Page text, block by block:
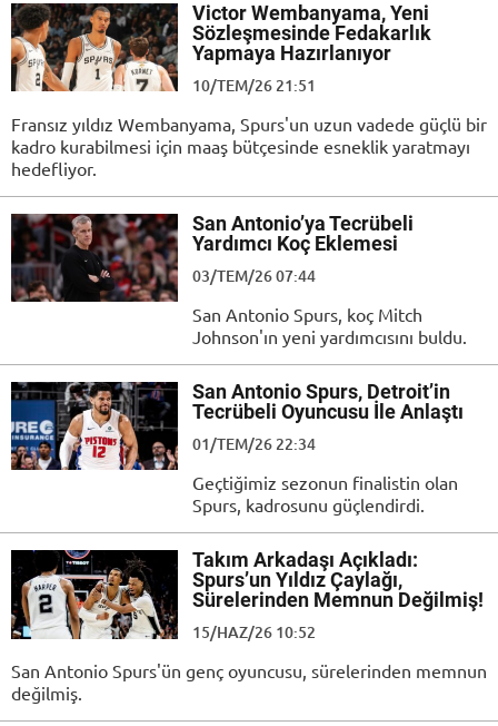
Victor Wembanyama, Yeni
Sözleşmesinde Fedakarlık
Yapmaya Hazırlanıyor
10/TEM/26 21:51
Fransız yıldız Wembanyama, Spurs'un uzun vadede güçlü bir
kadro kurabilmesi için maaş bütçesinde esneklik yaratmayı
hedefliyor.
San Antonio’ya Tecrübeli
Yardımcı Koç Eklemesi
03/TEM/26 07:44
San Antonio Spurs, koç Mitch
Johnson'ın yeni yardımcısını buldu.
San Antonio Spurs, Detroit’in
Tecrübeli Oyuncusu İle Anlaştı
01/TEM/26 22:34
Geçtiğimiz sezonun finalistin olan
Spurs, kadrosunu güçlendirdi.
Takım Arkadaşı Açıkladı:
Spurs’un Yıldız Çaylağı,
Sürelerinden Memnun Değilmiş!
15/HAZ/26 10:52
San Antonio Spurs'ün genç oyuncusu, sürelerinden memnun
değilmiş.